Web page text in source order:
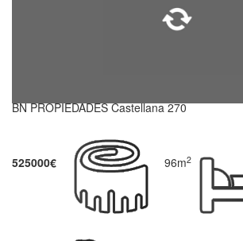
BN PROPIEDADES Castellana 270
525000€ 96m2